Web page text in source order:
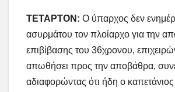
ΤΕΤΑΡΤΟΝ: Ο ύπαρχος δεν
ασυρμάτου τον πλοίαρχο για την
επιβίβασης του 36χρονου,
απωθήσει προς την αποβάθρα,
αδιαφορώντας ότι ήδη ο